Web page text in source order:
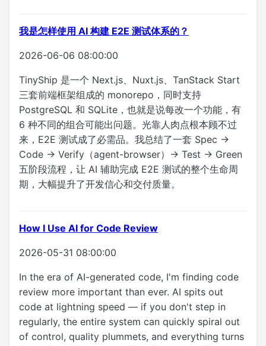
我是怎样使用 AI 构建 E2E 测试体系的？
2026-06-06 08:00:00
TinyShip 是一个 Next.js、Nuxt.js、TanStack Start
三套前端框架组成的 monorepo，同时支持
PostgreSQL 和 SQLite，也就是说每改一个功能，有
6 种不同的组合可能出问题。光靠人肉点根本顾不过
来，E2E 测试成了必需品。我总结了一套 Spec →
Code → Verify（agent-browser）→ Test → Green
五阶段流程，让 AI 辅助完成 E2E 测试的整个生命周
期，大幅提升了开发信心和交付质量。
How I Use AI for Code Review
2026-05-31 08:00:00
In the era of AI-generated code, I'm finding code
review more important than ever. AI spits out
code at lightning speed — if you don't step in
regularly, the entire system can quickly spiral out
of control, quality plummets, and everything turns